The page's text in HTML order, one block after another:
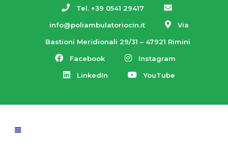
Tel. +39 0541 29417
info@poliambulatoriocin.it Via
Bastioni Meridionali 29/31 – 47921 Rimini
Facebook Instagram
LinkedIn YouTube